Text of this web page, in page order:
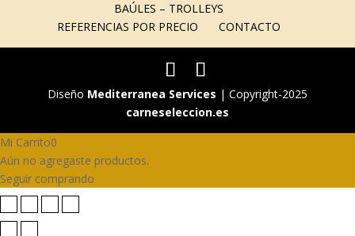
BAÚLES – TROLLEYS
REFERENCIAS POR PRECIO
CONTACTO
Diseño Mediterranea Services | Copyright-2025
carneseleccion.es
Mi Carrito0
Aún no agregaste productos.
Seguir comprando